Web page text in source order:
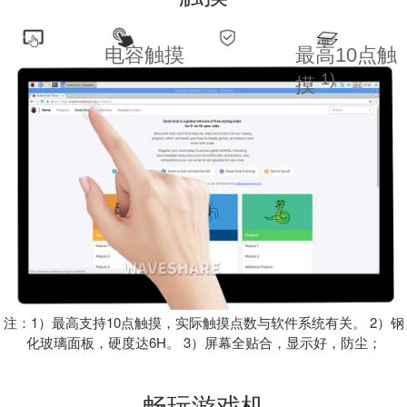
电容触摸
最高10点触
摸1)
注：1）最高支持10点触摸，实际触摸点数与软件系统有关。 2）钢
化玻璃面板，硬度达6H。 3）屏幕全贴合，显示好，防尘；